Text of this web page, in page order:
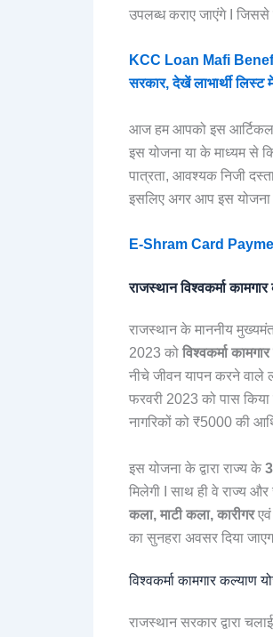
उपलब्ध कराए जाएंगे I जिससे
KCC Loan Mafi
सरकार, देखें लाभार्थी लिस्ट
आज हम आपको इस
इस योजना या के माध्यम से
पात्रता, आवश्यक निजी
इसलिए अगर आप इस योजना
E-Shram Card
राजस्थान विश्वकर्मा
राजस्थान के माननीय
2023 को विश्वकर्मा
नीचे जीवन यापन करने वाले
फरवरी 2023 को पास किया
नागरिकों को ₹5000 की
इस योजना के द्वारा राज्य के
मिलेगी I साथ ही वे राज्य
कला, माटी कला, कारीगरएवं
का सुनहरा अवसर दिया
विश्वकर्मा कामगार
राजस्थान सरकार द्वारा